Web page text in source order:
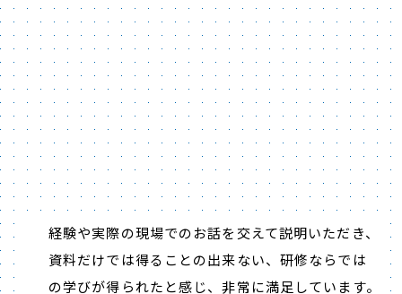
経験や実際の現場でのお話を交えて説明いただき、
資料だけでは得ることの出来ない、研修ならでは
の学びが得られたと感じ、非常に満足しています。